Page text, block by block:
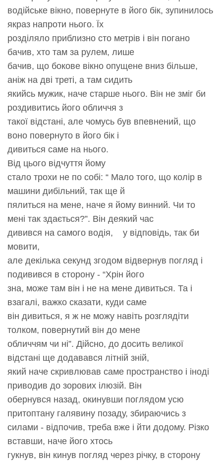
водійське вікно, повернуте в його бік, зупинилось
якраз напроти нього. Їх
розділяло приблизно сто метрів і він погано
бачив, хто там за рулем, лише
бачив, що бокове вікно опущене вниз більше,
аніж на дві треті, а там сидить
якийсь мужик, наче старше нього. Він не зміг би
роздивитись його обличчя з
такої відстані, але чомусь був впевнений, що
воно повернуто в його бік і
дивиться саме на нього.
Від цього відчуття йому
стало трохи не по собі: “ Мало того, що колір в
машини дибільний, так ще й
пялиться на мене, наче я йому винний. Чи то
мені так здається?”. Він деякий час
дивився на самого водія, у відповідь, так би
мовити,
але декілька секунд згодом відвернув погляд і
подивився в сторону - “Хрін його
зна, може там він і не на мене дивиться. Та і
взагалі, важко сказати, куди саме
він дивиться, я ж не можу навіть розглядіти
толком, повернутий він до мене
обличчям чи ні”. Дійсно, до досить великої
відстані ще додавався літній зній,
який наче скривлював саме пространство і іноді
приводив до зорових ілюзій. Він
обернувся назад, окинувши поглядом усю
притоптану галявину позаду, збираючись з
силами - відпочив, треба вже і йти додому. Різко
вставши, наче його хтось
гукнув, він кинув погляд через річку, в сторону